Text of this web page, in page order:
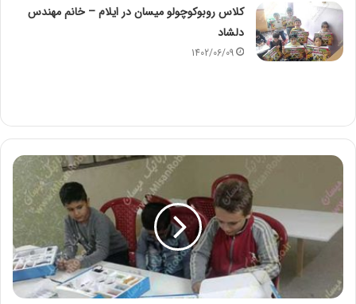
کلاس روبوکوچولو میسان در ایلام – خانم مهندس
دلشاد
1402/06/09